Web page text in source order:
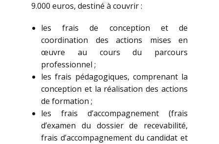
9.000 euros, destiné à couvrir :
les frais de conception et de
coordination des actions mises en
œuvre au cours du parcours
professionnel ;
les frais pédagogiques, comprenant la
conception et la réalisation des actions
de formation ;
les frais d’accompagnement (frais
d’examen du dossier de recevabilité,
frais d’accompagnement du candidat et